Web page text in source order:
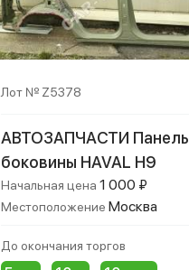
Лот № Z5378
АВТОЗАПЧАСТИ Панель
боковины HAVAL H9
Начальная цена1 000 ₽
Местоположение Москва
До окончания торгов